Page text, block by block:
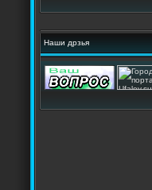
Наши дрзья